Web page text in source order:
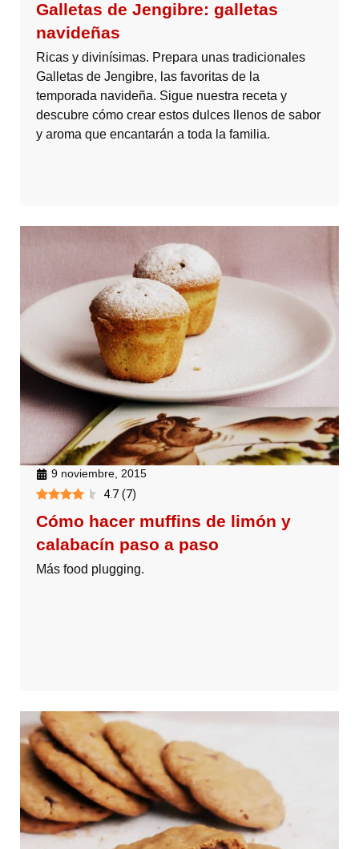
Galletas de Jengibre: galletas
navideñas
Ricas y divinísimas. Prepara unas tradicionales
Galletas de Jengibre, las favoritas de la
temporada navideña. Sigue nuestra receta y
descubre cómo crear estos dulces llenos de sabor
y aroma que encantarán a toda la familia.
9 noviembre, 2015
4.7 (7)
Cómo hacer muffins de limón y
calabacín paso a paso
Más food plugging.